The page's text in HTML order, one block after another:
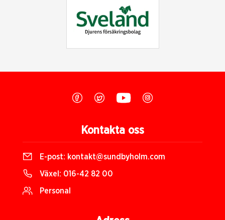
Kontakta oss
E-post: kontakt@sundbyholm.com
Växel: 016-42 82 00
Personal